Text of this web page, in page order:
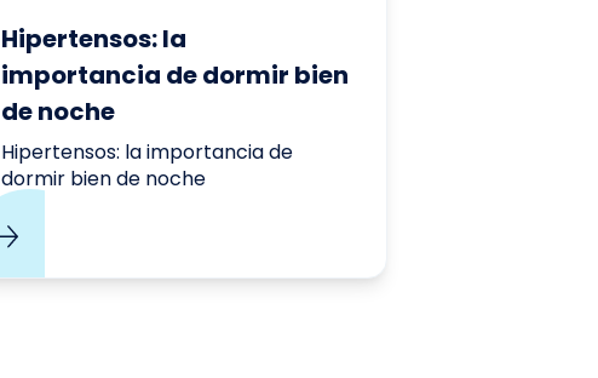
Hipertensos: la
importancia de dormir bien
de noche
Hipertensos: la importancia de
dormir bien de noche